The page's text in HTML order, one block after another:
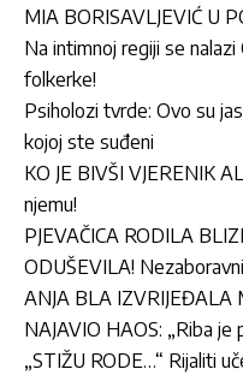
MIA BORISAVLJEVIĆ U
Na intimnoj regiji se
folkerke!
Psiholozi tvrde: Ovo su
kojoj ste suđeni
KO JE BIVŠI VJERENIK
njemu!
PJEVAČICA RODILA
ODUŠEVILA!
ANJA BLA IZVRIJEĐALA
NAJAVIO HAOS: „Riba je
„STIŽU RODE…“ Rijaliti